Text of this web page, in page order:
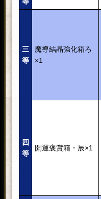
三
等
魔導結晶強化箱ろ
×1
四
等
開運褒賞箱・辰×1